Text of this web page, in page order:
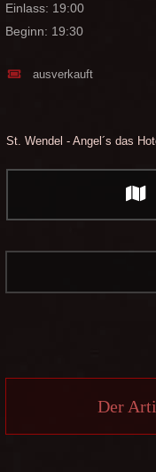
Einlass: 19:00
Beginn: 19:30
ausverkauft
St. Wendel - Angel´s das
Der